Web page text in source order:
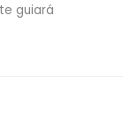
guiará